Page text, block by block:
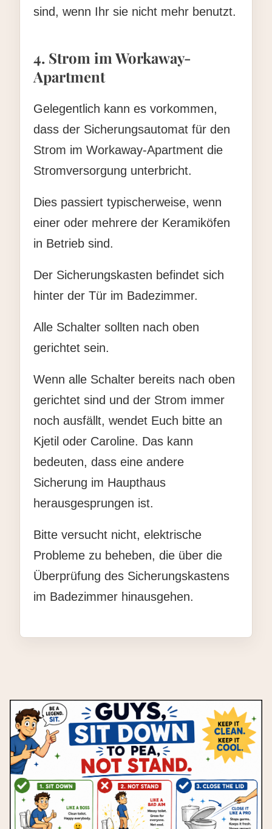
sind, wenn Ihr sie nicht mehr benutzt.
4. Strom im Workaway-
Apartment
Gelegentlich kann es vorkommen,
dass der Sicherungsautomat für den
Strom im Workaway-Apartment die
Stromversorgung unterbricht.
Dies passiert typischerweise, wenn
einer oder mehrere der Keramiköfen
in Betrieb sind.
Der Sicherungskasten befindet sich
hinter der Tür im Badezimmer.
Alle Schalter sollten nach oben
gerichtet sein.
Wenn alle Schalter bereits nach oben
gerichtet sind und der Strom immer
noch ausfällt, wendet Euch bitte an
Kjetil oder Caroline. Das kann
bedeuten, dass eine andere
Sicherung im Haupthaus
herausgesprungen ist.
Bitte versucht nicht, elektrische
Probleme zu beheben, die über die
Überprüfung des Sicherungskastens
im Badezimmer hinausgehen.